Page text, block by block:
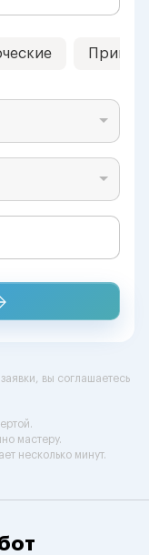
вы соглашаетесь
мастеру.
несколько минут.